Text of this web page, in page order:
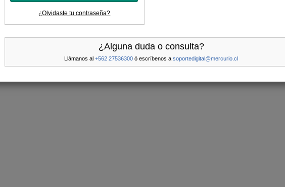
¿Olvidaste tu contraseña?
¿Alguna duda o consulta?
Llámanos al +562 27536300 ó escríbenos a soportedigital@mercurio.cl